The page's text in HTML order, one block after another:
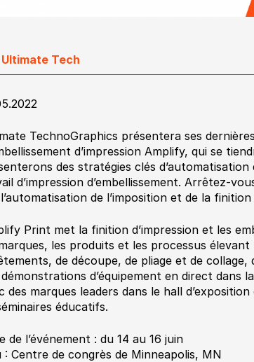
Tech
TechnoGraphics présentera ses
d’impression Amplify, qui se
des stratégies clés
d’impression d’embellissement. Arrêtez-
de l’imposition et de la
Print met la finition d’impression et les
les produits et les processus
de découpe, de pliage et de
d’équipement en direct dans
des marques leaders dans le hall
éducatifs.
de l’événement : du 14 au 16 juin
: Centre de congrès de Minneapolis, MN